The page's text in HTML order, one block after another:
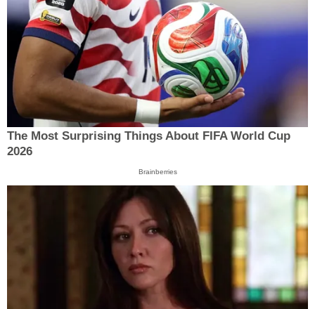
The Most Surprising Things About FIFA World Cup
2026
Brainberries